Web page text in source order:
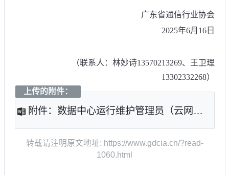
广东省通信行业协会
2025年6月16日
（联系人：林妙诗13570213269、王卫理
13302332268）
上传的附件：
附件：数据中心运行维护管理员（云网基础
转载请注明原文地址: https://www.gdcia.cn/?read-
1060.html